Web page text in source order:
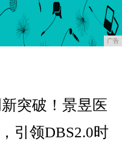
广告
突破！景昱医
引领DBS2.0时